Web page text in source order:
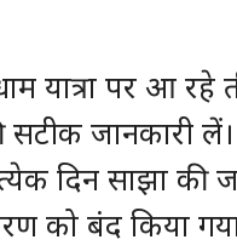
यात्रा पर आ रहे
जानकारी लें।
दिन साझा की
को बंद किया